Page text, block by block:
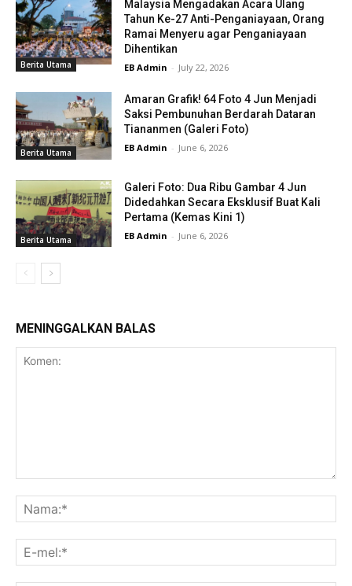
Berita Utama
Malaysia Mengadakan Acara Ulang
Tahun Ke-27 Anti-Penganiayaan, Orang
Ramai Menyeru agar Penganiayaan
Dihentikan
EB Admin - July 22, 2026
Berita Utama
Amaran Grafik! 64 Foto 4 Jun Menjadi
Saksi Pembunuhan Berdarah Dataran
Tiananmen (Galeri Foto)
EB Admin - June 6, 2026
Berita Utama
Galeri Foto: Dua Ribu Gambar 4 Jun
Didedahkan Secara Eksklusif Buat Kali
Pertama (Kemas Kini 1)
EB Admin - June 6, 2026
MENINGGALKAN BALAS